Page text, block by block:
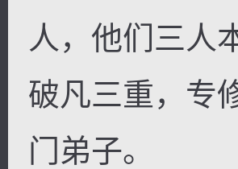
人，他们三人
破凡三重，专
门弟子。